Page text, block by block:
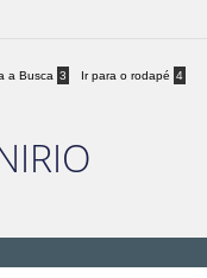
a Busca 3 Ir para o rodapé 4